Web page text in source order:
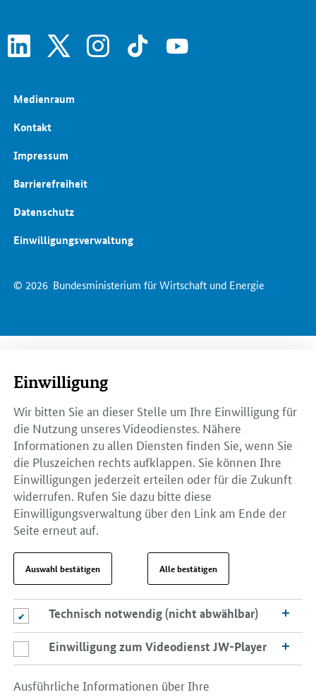
linkedin instagram tiktok youtube
© 2026 Bundesministerium für Wirtschaft und Energie
Medienraum
Kontakt
Impressum
Barrierefreiheit
Datenschutz
Einwilligungsverwaltung
Einwilligung
Wir bitten Sie an dieser Stelle um Ihre Einwilligung für
die Nutzung unseres Videodienstes. Nähere
Informationen zu allen Diensten finden Sie, wenn Sie
die Pluszeichen rechts aufklappen. Sie können Ihre
Einwilligungen jederzeit erteilen oder für die Zukunft
widerrufen. Rufen Sie dazu bitte diese
Einwilligungsverwaltung über den Link am Ende der
Seite erneut auf.
Auswahl bestätigen Alle bestätigen
Technisch notwendig (nicht abwählbar)
Technisch notwendig (nicht abwählbar)
Einwilligung zum Videodienst JW-Player
Einwilligung zum Videodienst JW-Player
Ausführliche Informationen über Ihre